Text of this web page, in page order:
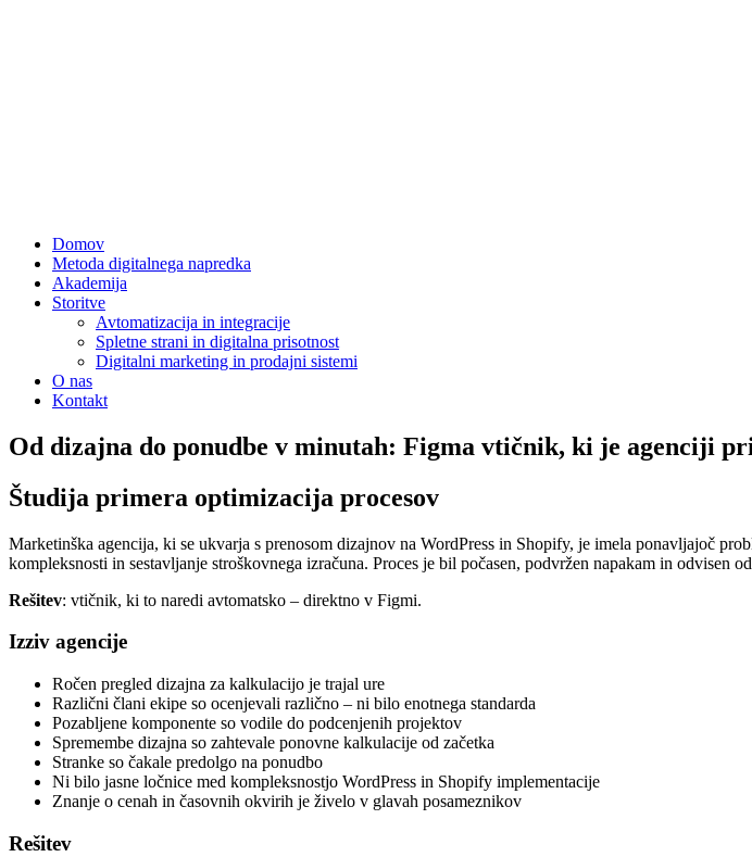
Domov
Metoda digitalnega napredka
Akademija
Storitve
Avtomatizacija in integracije
Spletne strani in digitalna prisotnost
Digitalni marketing in prodajni sistemi
O nas
Kontakt
Od dizajna do ponudbe v minutah: Figma vtičnik, ki je agenciji
Študija primera optimizacija procesov
Marketinška agencija, ki se ukvarja s prenosom dizajnov na WordPress in Shopify, je imela ponavljajoč
kompleksnosti in sestavljanje stroškovnega izračuna. Proces je bil počasen, podvržen napakam in odvisen
Rešitev: vtičnik, ki to naredi avtomatsko – direktno v Figmi.
Izziv agencije
Ročen pregled dizajna za kalkulacijo je trajal ure
Različni člani ekipe so ocenjevali različno – ni bilo enotnega standarda
Pozabljene komponente so vodile do podcenjenih projektov
Spremembe dizajna so zahtevale ponovne kalkulacije od začetka
Stranke so čakale predolgo na ponudbo
Ni bilo jasne ločnice med kompleksnostjo WordPress in Shopify implementacije
Znanje o cenah in časovnih okvirih je živelo v glavah posameznikov
Rešitev